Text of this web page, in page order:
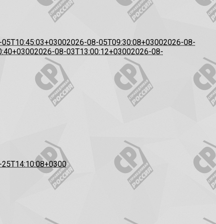
2026-08-05T09:30:08+03002026-08-
2026-08-03T13:00:12+03002026-08-